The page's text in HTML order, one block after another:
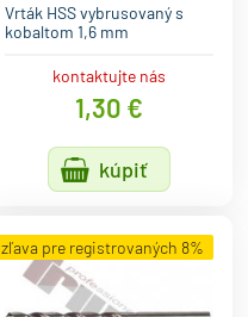
Vrták HSS vybrusovaný s
kobaltom 1,6 mm
kontaktujte nás
1,30 €
kúpiť
zľava pre registrovaných 8%